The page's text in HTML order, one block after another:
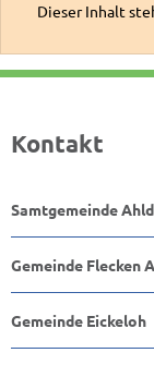
Dieser Inhalt
Kontakt
Samtgemeinde
Gemeinde Flecken
Gemeinde Eickeloh